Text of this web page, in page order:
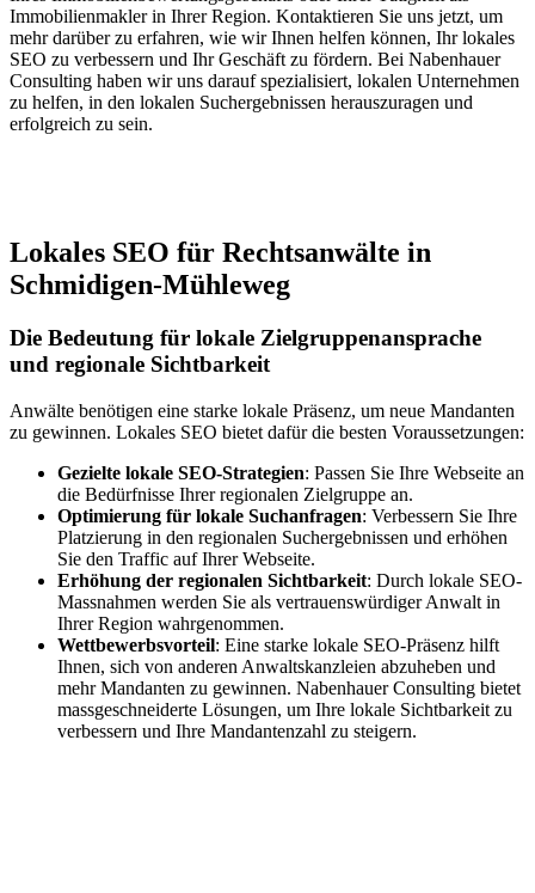
Immobilienmakler in Ihrer Region. Kontaktieren Sie uns jetzt, um
mehr darüber zu erfahren, wie wir Ihnen helfen können, Ihr lokales
SEO zu verbessern und Ihr Geschäft zu fördern. Bei Nabenhauer
Consulting haben wir uns darauf spezialisiert, lokalen Unternehmen
zu helfen, in den lokalen Suchergebnissen herauszuragen und
erfolgreich zu sein.
Lokales SEO für Rechtsanwälte in
Schmidigen-Mühleweg
Die Bedeutung für lokale Zielgruppenansprache
und regionale Sichtbarkeit
Anwälte benötigen eine starke lokale Präsenz, um neue Mandanten
zu gewinnen. Lokales SEO bietet dafür die besten Voraussetzungen:
Gezielte lokale SEO-Strategien: Passen Sie Ihre Webseite an
die Bedürfnisse Ihrer regionalen Zielgruppe an.
Optimierung für lokale Suchanfragen: Verbessern Sie Ihre
Platzierung in den regionalen Suchergebnissen und erhöhen
Sie den Traffic auf Ihrer Webseite.
Erhöhung der regionalen Sichtbarkeit: Durch lokale SEO-
Massnahmen werden Sie als vertrauenswürdiger Anwalt in
Ihrer Region wahrgenommen.
Wettbewerbsvorteil: Eine starke lokale SEO-Präsenz hilft
Ihnen, sich von anderen Anwaltskanzleien abzuheben und
mehr Mandanten zu gewinnen. Nabenhauer Consulting bietet
massgeschneiderte Lösungen, um Ihre lokale Sichtbarkeit zu
verbessern und Ihre Mandantenzahl zu steigern.